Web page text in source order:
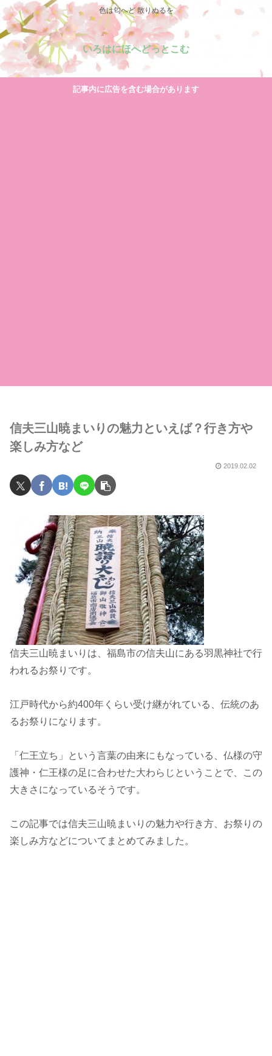
色は匂へど 散りぬるを
いろはにほへどっとこむ
記事内に広告を含む場合があります
信夫三山暁まいりの魅力といえば？行き方や
楽しみ方など
2019.02.02
信夫三山暁まいりは、福島市の信夫山にある羽黒神社で行
われるお祭りです。
江戸時代から約400年くらい受け継がれている、伝統のあ
るお祭りになります。
「仁王立ち」という言葉の由来にもなっている、仏様の守
護神・仁王様の足に合わせた大わらじということで、この
大きさになっているそうです。
この記事では信夫三山暁まいりの魅力や行き方、お祭りの
楽しみ方などについてまとめてみました。